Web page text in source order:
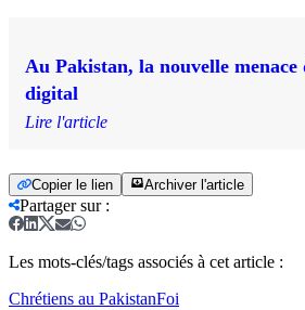
Au Pakistan, la nouvelle menace
digital
Lire l'article
Copier le lien Archiver l'article
Partager sur:
Les mots-clés/tags associés à cet article :
Chrétiens au PakistanFoi